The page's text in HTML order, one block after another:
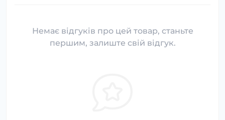
Немає відгуків про цей товар, станьте
першим, залиште свій відгук.